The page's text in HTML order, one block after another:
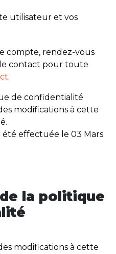
utilisateur et vos
compte, rendez-vous
contact pour toute
.
de confidentialité
modifications à cette
été effectuée le 03 Mars
la politique
modifications à cette